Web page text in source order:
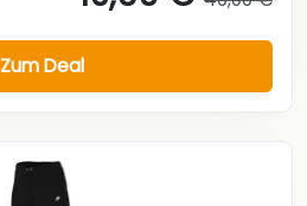
Zum Deal